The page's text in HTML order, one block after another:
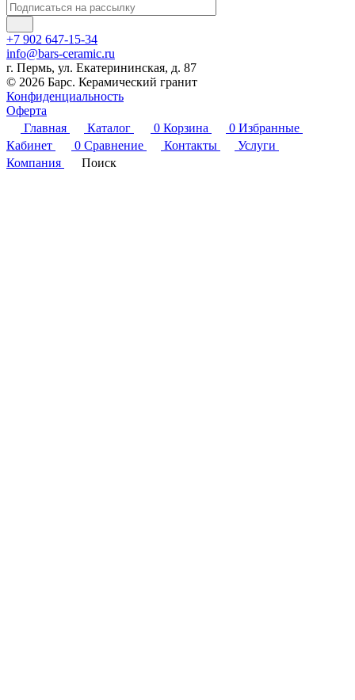
+7 902 647-15-34
info@bars-ceramic.ru
г. Пермь, ул. Екатерининская, д. 87
© 2026 Барс. Керамический гранит
Конфиденциальность
Оферта
Главная
Каталог 0 Корзина 0 Избранные
Кабинет
0 Сравнение Контакты
Услуги
Компания
Поиск